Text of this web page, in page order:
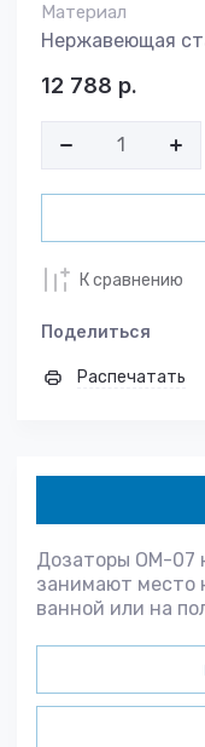
Материал
Нержавеющая
12 788 р.
К сравнению
Поделиться
Распечатать
Дозаторы OM-07
занимают место
ванной или на